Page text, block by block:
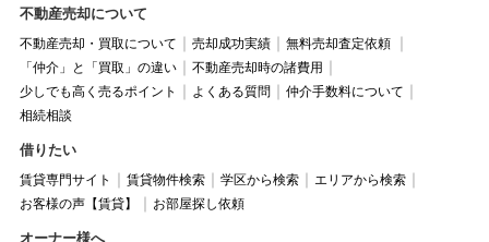
不動産売却について
不動産売却・買取について 売却成功実績
無料売却査定依頼
「仲介」と「買取」の違い
不動産売却時の諸費用
少しでも高く売るポイント
よくある質問
仲介手数料について
相続相談
借りたい
賃貸専門サイト 賃貸物件検索 学区から検索
エリアから検索
お客様の声【賃貸】
お部屋探し依頼
オーナー様へ